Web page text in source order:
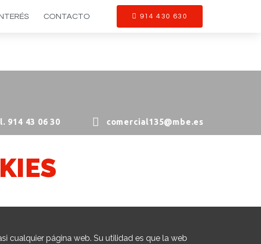
CONTACTO 914 430 630
914 43 06 30 comercial135@mbe.es
cualquier página web. Su utilidad es que la web